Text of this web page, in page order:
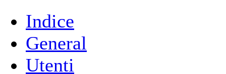
Indice
General
Utenti